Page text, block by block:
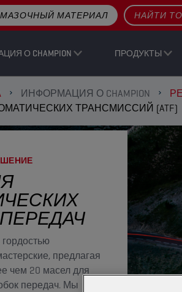
О CHAMPION ПРОДУКТЫ
МАТЕРИАЛ НАЙТИ
ИНФОРМАЦИЯ О CHAMPION
ТРАНСМИССИЙ (ATF)
гордостью
предлагая
чем 20 масел для
передач. Мы